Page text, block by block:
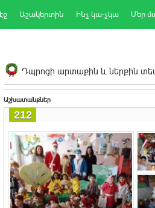
Աշակերտին Ինչ կա-չկա Մեր
Դպրոցի արտաքին և ներքին
Աշխատանքներ
212